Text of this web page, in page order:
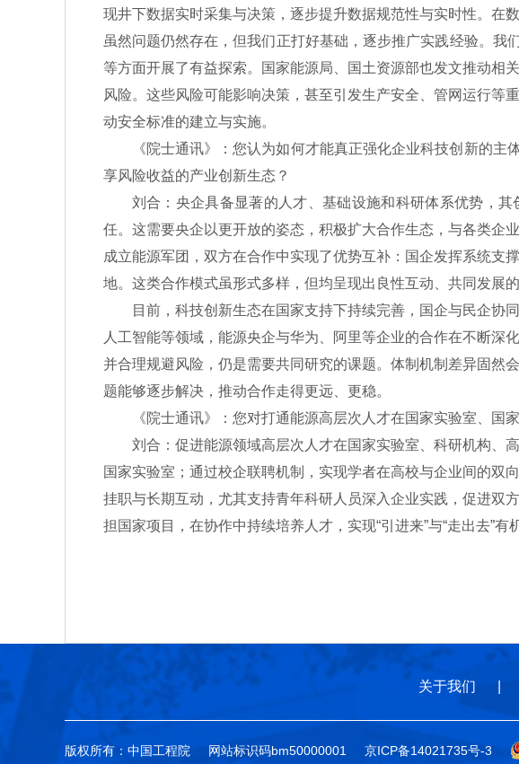
现井下数据实时采集与决策，逐步提升数据规范性与实时性。在
虽然问题仍然存在，但我们正打好基础，逐步推广实践经验。我
等方面开展了有益探索。国家能源局、国土资源部也发文推动相
风险。这些风险可能影响决策，甚至引发生产安全、管网运行等
动安全标准的建立与实施。
《院士通讯》：您认为如何才能真正强化企业科技创新的主体
享风险收益的产业创新生态？
刘合：央企具备显著的人才、基础设施和科研体系优势，其
任。这需要央企以更开放的姿态，积极扩大合作生态，与各类企
成立能源军团，双方在合作中实现了优势互补：国企发挥系统支
地。这类合作模式虽形式多样，但均呈现出良性互动、共同发展的
目前，科技创新生态在国家支持下持续完善，国企与民企协同
人工智能等领域，能源央企与华为、阿里等企业的合作在不断深
并合理规避风险，仍是需要共同研究的课题。体制机制差异固然
题能够逐步解决，推动合作走得更远、更稳。
《院士通讯》：您对打通能源高层次人才在国家实验室、国家
刘合：促进能源领域高层次人才在国家实验室、科研机构、高
国家实验室；通过校企联聘机制，实现学者在高校与企业间的双
挂职与长期互动，尤其支持青年科研人员深入企业实践，促进双
担国家项目，在协作中持续培养人才，实现“引进来”与“走出去”
关于我们
版权所有：中国工程院 网站标识码bm50000001 京ICP备14021735号-3